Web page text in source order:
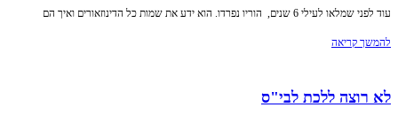
עוד לפני שמלאו לעילי 6 שנים, הוריו נפרדו. הוא ידע את שמות כל הדינוזאורים ואיך הם
להמשך קריאה
לא רוצה ללכת לבי"ס